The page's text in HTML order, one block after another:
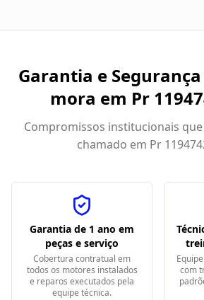
Garantia e
mora em Pr
Compromissos institucionais
chamado em Pr
Garantia de 1 ano em
peças e serviço
Cobertura contratual em
todos os motores instalados
e reparos executados pela
equipe técnica.
com